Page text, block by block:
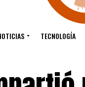
TECNOLOGÍA